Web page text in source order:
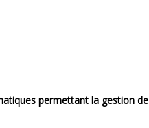
permettant la gestion de